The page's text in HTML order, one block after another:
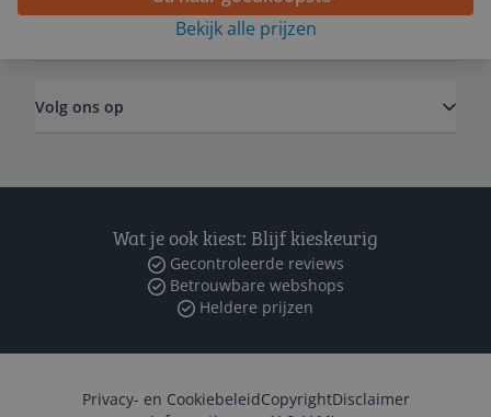
Bekijk alle prijzen
Volg ons op
Wat je ook kiest: Blijf kieskeurig
Gecontroleerde reviews
Betrouwbare webshops
Heldere prijzen
Privacy- en CookiebeleidCopyrightDisclaimer